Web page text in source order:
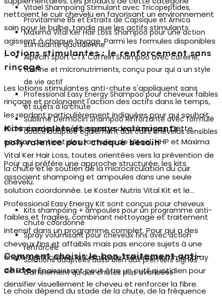
nettoient le cuir chevelu en favorisant un environnement
sain pour le bulbe, tandis que les actifs stimulants
agissent à chaque lavage. Parmi les formules disponibles
:
Vitael Shampoing Stimulant avec Tricopeptides,
Provitamine B5 et Extraits de Capsique et Arnica
Maxima Vital Ker Hair Loss Shampoo pour une action
stimulante quotidienne
Alpecin Sport CTX Coffein Shampoo avec caféine,
taurine et micronutriments, conçu pour qui a un style
de vie actif
Professional Easy Energy Shampoo pour cheveux faibles
et sujets à la chute
Sublime Dermocin Shampoo Rinforzante avec formule
douce adaptée également aux cuirs chevelus sensibles
Lotions stimulantes : le renforcement sans
rinçage
Les lotions stimulantes anti-chute s'appliquent sans
rinçage et prolongent l'action des actifs dans le temps,
les rendant particulièrement indiquées pour qui souhaite
maximiser les bénéfices entre deux lavages. Cette
section contient des formules de Vitael, NHP et Maxima
Vital Ker Hair Loss, toutes orientées vers la prévention de
la chute et le soutien de la microcirculation du cuir
chevelu.
Kits complets et sprays volumisants :
polyvalence pour chaque besoin
Pour qui préfère une approche structurée, les kits
associent shampoing et ampoules dans une seule
solution coordonnée. Le Koster Nutris Vital Kit et le
Professional Easy Energy Kit sont conçus pour cheveux
faibles et fragiles, combinant nettoyage et traitement
intensif dans un programme complet. Pour qui a des
cheveux fins et affaiblis mais pas encore sujets à une
chute significative, le Kérastase Genesis Homme Spray
de Force Épaississant peut être un outil quotidien pour
densifier visuellement le cheveu et renforcer la fibre.
Kits shampoing + ampoules pour un programme anti-
chute coordonné
Spray volumisant pour cheveux fins avec action
renforcée
Solutions adaptées aussi bien aux premiers signes
d'affinement qu'aux chutes plus avancées
Comment choisir le bon traitement anti-
chute
Le choix dépend du stade de la chute, de la fréquence